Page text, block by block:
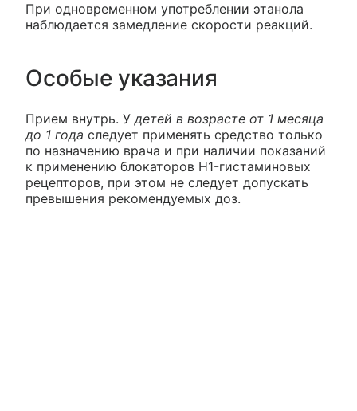
При одновременном употреблении этанола
наблюдается замедление скорости реакций.
Особые указания
Прием внутрь. У детей в возрасте от 1 месяца
до 1 года следует применять средство только
по назначению врача и при наличии показаний
к применению блокаторов H1-гистаминовых
рецепторов, при этом не следует допускать
превышения рекомендуемых доз.